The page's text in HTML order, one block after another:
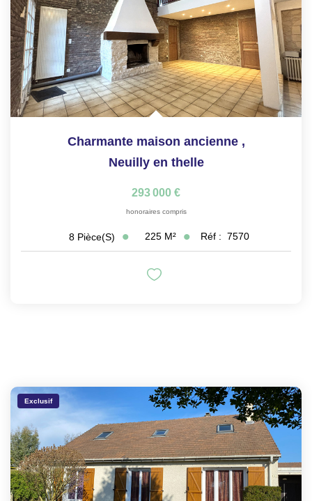
Charmante maison ancienne ,
Neuilly en thelle
293 000 €
honoraires compris
8 Pièce(s) 225 M² Réf : 7570
Exclusif